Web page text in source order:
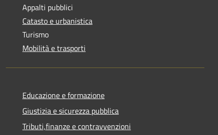
Appalti pubblici
Catasto e urbanistica
Turismo
Mobilità e trasporti
Educazione e formazione
Giustizia e sicurezza pubblica
Tributi,finanze e contravvenzioni